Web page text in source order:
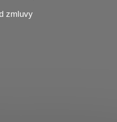
zmluvy